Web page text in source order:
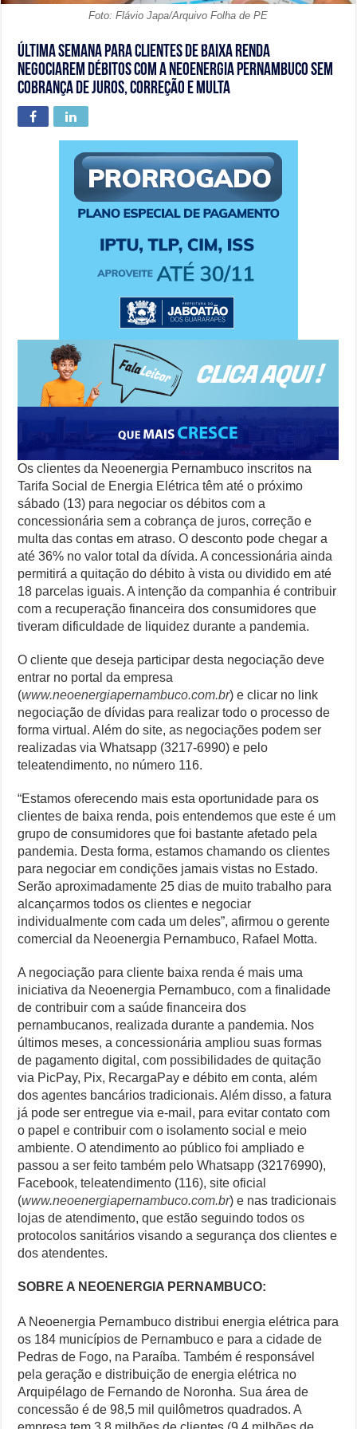
Foto: Flávio Japa/Arquivo Folha de PE
Última semana para clientes de baixa renda
negociarem débitos com a Neoenergia Pernambuco sem
cobrança de juros, correção e multa
Os clientes da Neoenergia Pernambuco inscritos na
Tarifa Social de Energia Elétrica têm até o próximo
sábado (13) para negociar os débitos com a
concessionária sem a cobrança de juros, correção e
multa das contas em atraso. O desconto pode chegar a
até 36% no valor total da dívida. A concessionária ainda
permitirá a quitação do débito à vista ou dividido em até
18 parcelas iguais. A intenção da companhia é contribuir
com a recuperação financeira dos consumidores que
tiveram dificuldade de liquidez durante a pandemia.
O cliente que deseja participar desta negociação deve
entrar no portal da empresa
(www.neoenergiapernambuco.com.br) e clicar no link
negociação de dívidas para realizar todo o processo de
forma virtual. Além do site, as negociações podem ser
realizadas via Whatsapp (3217-6990) e pelo
teleatendimento, no número 116.
“Estamos oferecendo mais esta oportunidade para os
clientes de baixa renda, pois entendemos que este é um
grupo de consumidores que foi bastante afetado pela
pandemia. Desta forma, estamos chamando os clientes
para negociar em condições jamais vistas no Estado.
Serão aproximadamente 25 dias de muito trabalho para
alcançarmos todos os clientes e negociar
individualmente com cada um deles”, afirmou o gerente
comercial da Neoenergia Pernambuco, Rafael Motta.
A negociação para cliente baixa renda é mais uma
iniciativa da Neoenergia Pernambuco, com a finalidade
de contribuir com a saúde financeira dos
pernambucanos, realizada durante a pandemia. Nos
últimos meses, a concessionária ampliou suas formas
de pagamento digital, com possibilidades de quitação
via PicPay, Pix, RecargaPay e débito em conta, além
dos agentes bancários tradicionais. Além disso, a fatura
já pode ser entregue via e-mail, para evitar contato com
o papel e contribuir com o isolamento social e meio
ambiente. O atendimento ao público foi ampliado e
passou a ser feito também pelo Whatsapp (32176990),
Facebook, teleatendimento (116), site oficial
(www.neoenergiapernambuco.com.br) e nas tradicionais
lojas de atendimento, que estão seguindo todos os
protocolos sanitários visando a segurança dos clientes e
dos atendentes.
SOBRE A NEOENERGIA PERNAMBUCO:
A Neoenergia Pernambuco distribui energia elétrica para
os 184 municípios de Pernambuco e para a cidade de
Pedras de Fogo, na Paraíba. Também é responsável
pela geração e distribuição de energia elétrica no
Arquipélago de Fernando de Noronha. Sua área de
concessão é de 98,5 mil quilômetros quadrados. A